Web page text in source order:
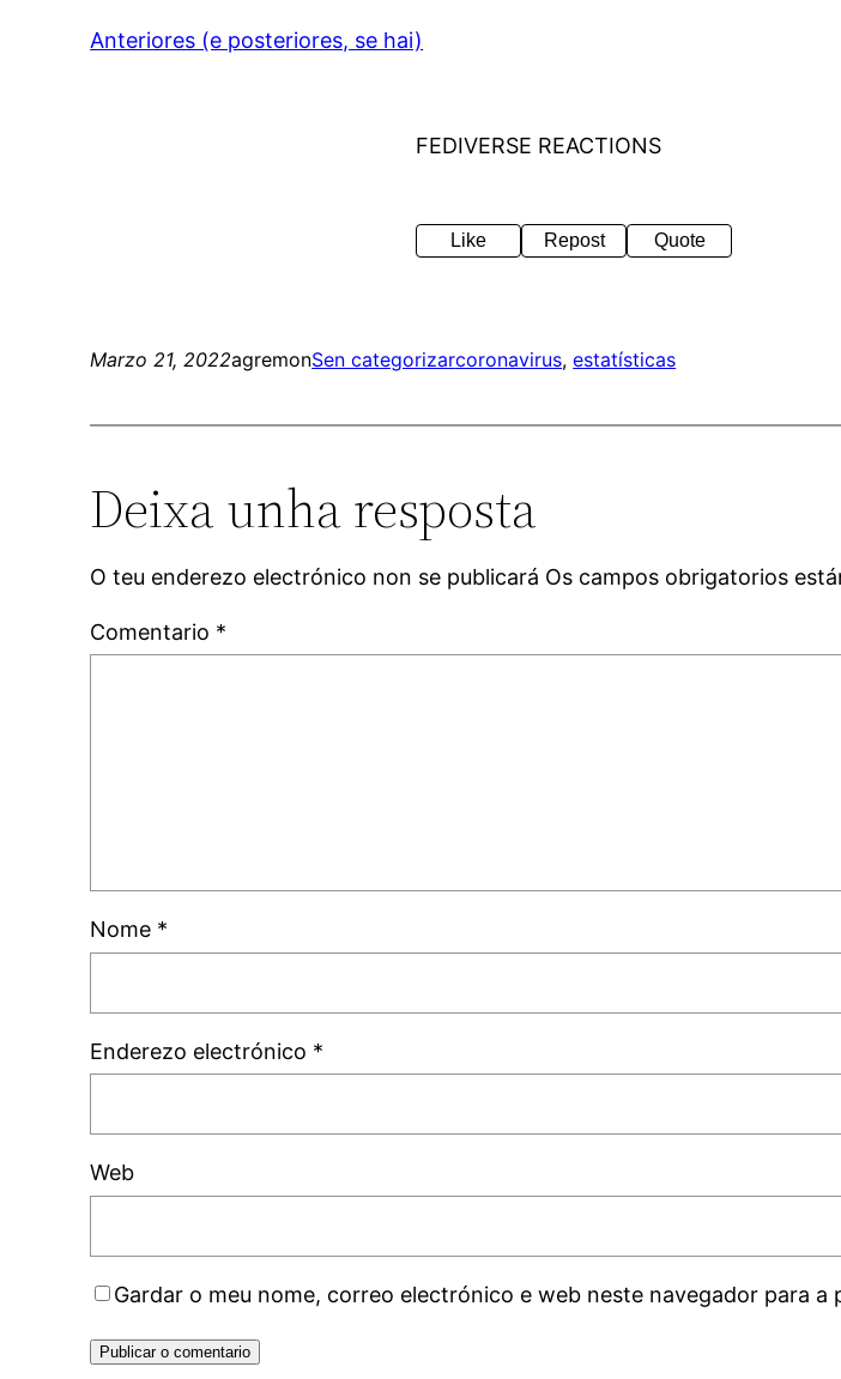
Anteriores (e posteriores, se hai)
FEDIVERSE REACTIONS
Like Repost Quote
Marzo 21, 2022agremonSen categorizarcoronavirus, estatísticas
Deixa unha resposta
O teu enderezo electrónico non se publicará Os campos obrigatorios
Comentario *
Nome *
Enderezo electrónico *
Web
Gardar o meu nome, correo electrónico e web neste navegador para